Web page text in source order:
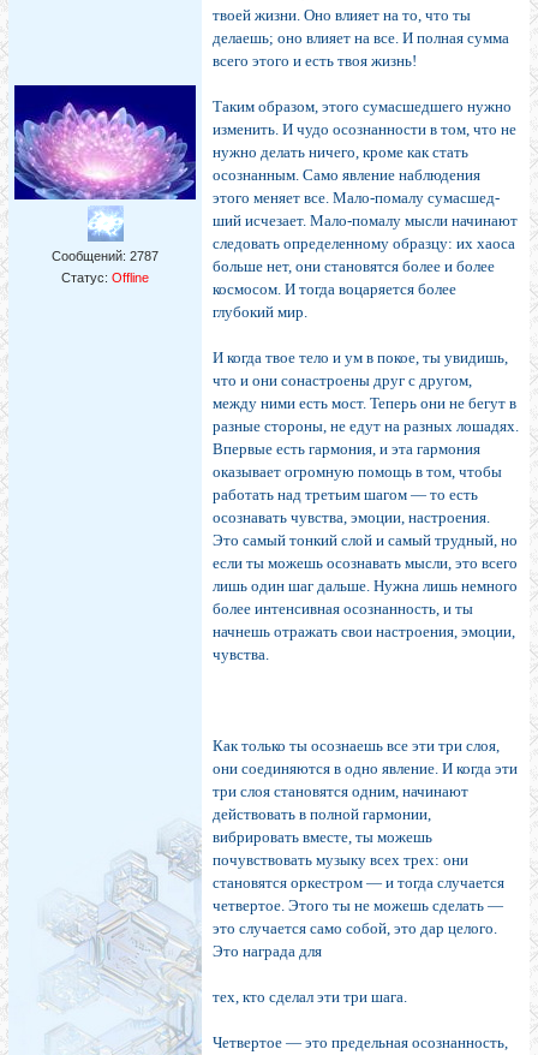
Сообщений: 2787
Статус: Offline
твоей жизни. Оно влияет на то, что ты
делаешь; оно влияет на все. И полная сумма
всего этого и есть твоя жизнь!
Таким образом, этого сумасшедшего нужно
изме­нить. И чудо осознанности в том, что не
нужно делать ничего, кроме как стать
осознанным. Само явление на­блюдения
этого меняет все. Мало-помалу сумасшед­
ший исчезает. Мало-помалу мысли начинают
следо­вать определенному образцу: их хаоса
больше нет, они становятся более и более
космосом. И тогда воцаряет­ся более
глубокий мир.
И когда твое тело и ум в покое, ты увидишь,
что и они сонастроены друг с другом,
между ними есть мост. Теперь они не бегут в
разные стороны, не едут на раз­ных лошадях.
Впервые есть гармония, и эта гармония
оказывает огромную помощь в том, чтобы
работать над третьим шагом — то есть
осознавать чувства, эмоции, настроения.
Это самый тонкий слой и самый трудный, но
если ты можешь осознавать мысли, это всего
лишь один шаг дальше. Нужна лишь немного
более интен­сивная осознанность, и ты
начнешь отражать свои на­строения, эмоции,
чувства.
Как только ты осознаешь все эти три слоя,
они со­единяются в одно явление. И когда эти
три слоя стано­вятся одним, начинают
действовать в полной гармонии,
вибрировать вместе, ты можешь
почувствовать музыку всех трех: они
становятся оркестром — и тогда случа­ется
четвертое. Этого ты не можешь сделать —
это случается само собой, это дар целого.
Это награда для
тех, кто сделал эти три шага.
Четвертое — это предельная осознанность,